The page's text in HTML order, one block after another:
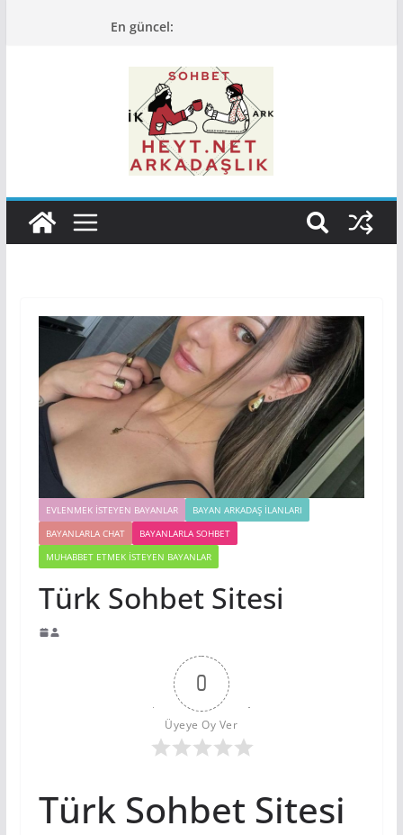
En güncel:
EVLENMEK İSTEYEN BAYANLAR
BAYAN ARKADAŞ İLANLARI
BAYANLARLA CHAT
BAYANLARLA SOHBET
MUHABBET ETMEK İSTEYEN BAYANLAR
Türk Sohbet Sitesi
0
Üyeye Oy Ver
Türk Sohbet Sitesi